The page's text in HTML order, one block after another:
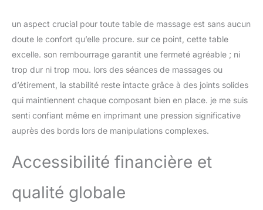
ET HYGIÈNE AU
RENDEZ-VOUS : Avec
son appuie-tête avec
rembourrage amovible et
détachable, notre table
de massage assure un
nettoyage hygiénique
facile, parfait pour les
exigeants. Pliable en un
instant, elle se
pliant peu encombrant,
facile à transporter grâce
un aspect crucial pour toute table de massage est sans aucun
doute le confort qu’elle procure. sur ce point, cette table
excelle. son rembourrage garantit une fermeté agréable ; ni
trop dur ni trop mou. lors des séances de massages ou
d’étirement, la stabilité reste intacte grâce à des joints solides
qui maintiennent chaque composant bien en place. je me suis
senti confiant même en imprimant une pression significative
auprès des bords lors de manipulations complexes.
Accessibilité financière et
qualité globale